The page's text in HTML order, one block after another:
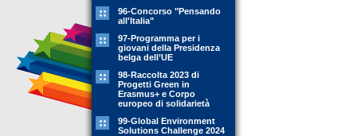
96-Concorso "Pensando
all'Italia"
97-Programma per i
giovani della Presidenza
belga dell’UE
98-Raccolta 2023 di
Progetti Green in
Erasmus+ e Corpo
europeo di solidarietà
99-Global Environment
Solutions Challenge 2024